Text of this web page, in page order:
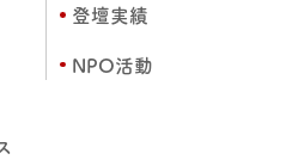
登壇実績
NPO活動